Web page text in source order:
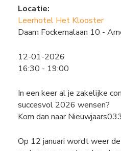
Locatie:
Leerhotel Het Klooster
Daam Fockemalaan 10 -
12-01-2026
16:30 - 19:00
In een keer al je zakelijke
succesvol 2026 wensen?
Kom dan naar
Op 12 januari wordt weer